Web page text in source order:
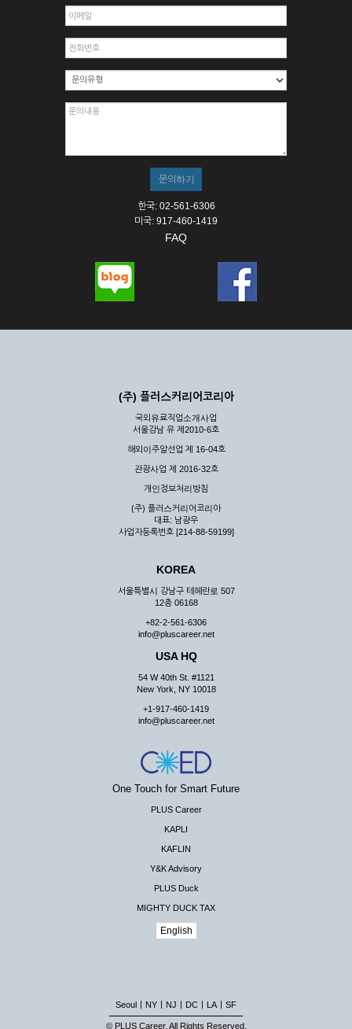
한국: 02-561-6306
미국: 917-460-1419
FAQ
(주) 플러스커리어코리아
국외유료직업소개사업
서울강남 유 제2010-6호
해외이주알선업 제 16-04호
관광사업 제 2016-32호
개인정보처리방침
(주) 플러스커리어코리아
대표: 남광우
사업자등록번호 [214-88-59199]
KOREA
서울특별시 강남구 테헤란로 507
12층 06168
+82-2-561-6306
info@pluscareer.net
USA HQ
54 W 40th St. #1121
New York, NY 10018
+1-917-460-1419
info@pluscareer.net
One Touch for Smart Future
PLUS Career
KAPLI
KAFLIN
Y&K Advisory
PLUS Duck
MIGHTY DUCK TAX
English
Seoul NY NJ DC LA SF
© PLUS Career. All Rights Reserved.